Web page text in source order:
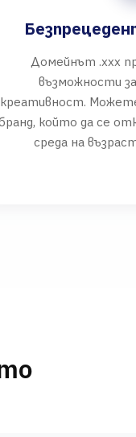
Домейнът .xxx
възможности
креативност.
който да се
среда на